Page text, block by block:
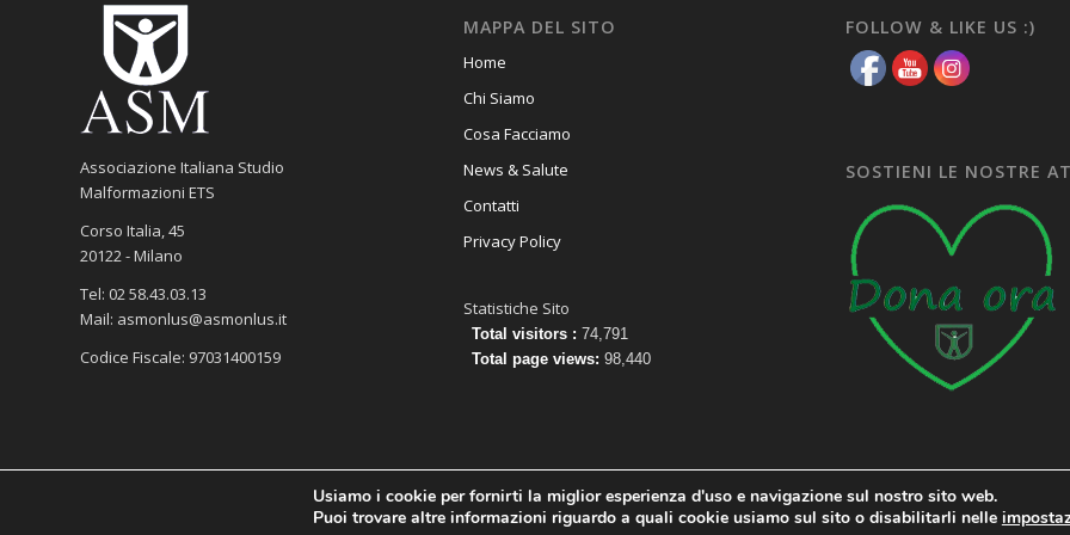
Associazione Italiana Studio
Malformazioni ETS
Corso Italia, 45
20122 - Milano
Tel: 02 58.43.03.13
Mail: asmonlus@asmonlus.it
Codice Fiscale: 97031400159
MAPPA DEL SITO
Home
Chi Siamo
Cosa Facciamo
News & Salute
Contatti
Privacy Policy
Statistiche Sito
Total visitors : 74,791
Total page views: 98,440
FOLLOW & LIKE US :)
SOSTIENI LE NOSTRE
Usiamo i cookie per fornirti la miglior esperienza d'uso e navigazione sul nostro sito web.
Puoi trovare altre informazioni riguardo a quali cookie usiamo sul sito o disabilitarli nelle